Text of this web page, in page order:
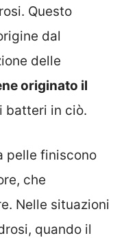
Questo
dal
delle
originato il
batteri in ciò.
pelle finiscono
che
Nelle situazioni
quando il